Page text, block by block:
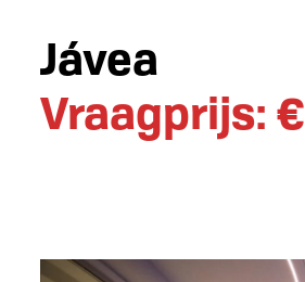
Jávea
Vraagprijs: